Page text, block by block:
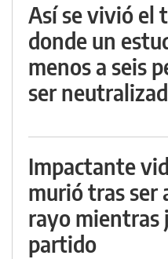
Así se vivió el
donde un
menos a seis
ser
Impactante
murió tras ser
rayo mientras
partido